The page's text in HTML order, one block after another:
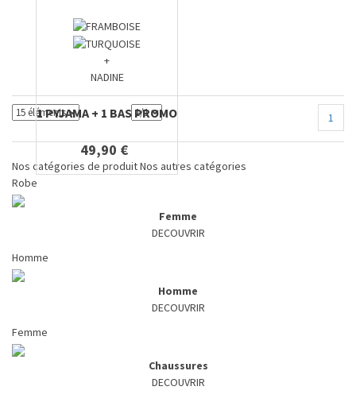
+
NADINE
1 PYJAMA + 1 BAS PROMO
49,90 €
1
Nos catégories de produitNos autres catégories
Robe
Femme
DECOUVRIR
Homme
Homme
DECOUVRIR
Femme
Chaussures
DECOUVRIR